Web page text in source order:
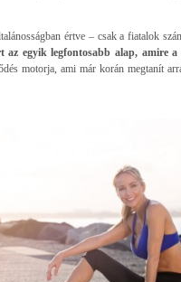
értve – csak a fiatalok
az egyik legfontosabb alap, amire a
motorja, ami már korán megtanít